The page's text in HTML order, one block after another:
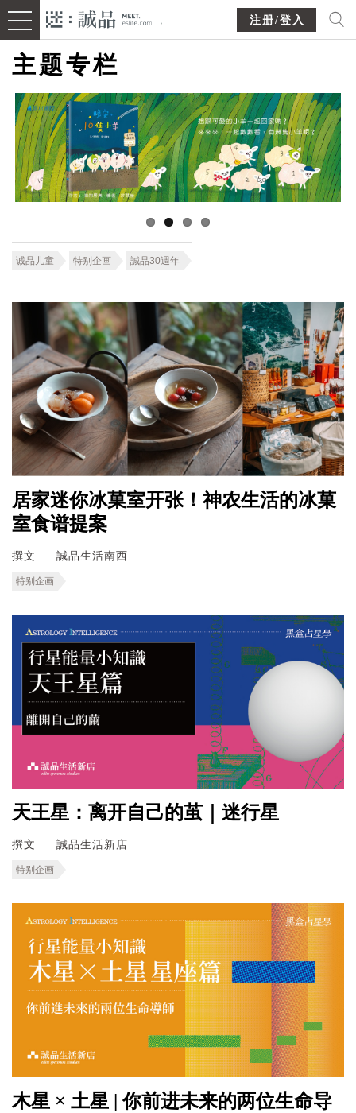
注册/登入
主题专栏
诚品儿童 特别企画 誠品30週年
居家迷你冰菓室开张！神农生活的冰菓
室食谱提案
撰文 誠品生活南西
特别企画
天王星：离开自己的茧｜迷行星
撰文 誠品生活新店
特别企画
木星 × 土星 | 你前进未来的两位生命导